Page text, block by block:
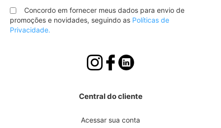
nossa
Newsletter:
Concordo em fornecer meus dados para envio de
promoções e novidades, seguindo as Políticas de
Privacidade.
Central do cliente
Acessar sua conta